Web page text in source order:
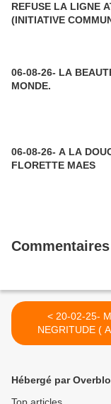
REFUSE LA LIGNE
(INITIATIVE
06-08-26- LA
MONDE.
06-08-26- A LA
FLORETTE MAES
Commentaires
< 20-02-25- MA
NEGRITUDE (
CESAIRE)
Hébergé par